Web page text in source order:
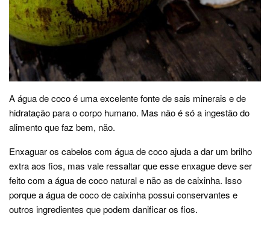
A água de coco é uma excelente fonte de sais minerais e de
hidratação para o corpo humano. Mas não é só a ingestão do
alimento que faz bem, não.
Enxaguar os cabelos com água de coco ajuda a dar um brilho
extra aos fios, mas vale ressaltar que esse enxague deve ser
feito com a água de coco natural e não as de caixinha. Isso
porque a água de coco de caixinha possui conservantes e
outros ingredientes que podem danificar os fios.